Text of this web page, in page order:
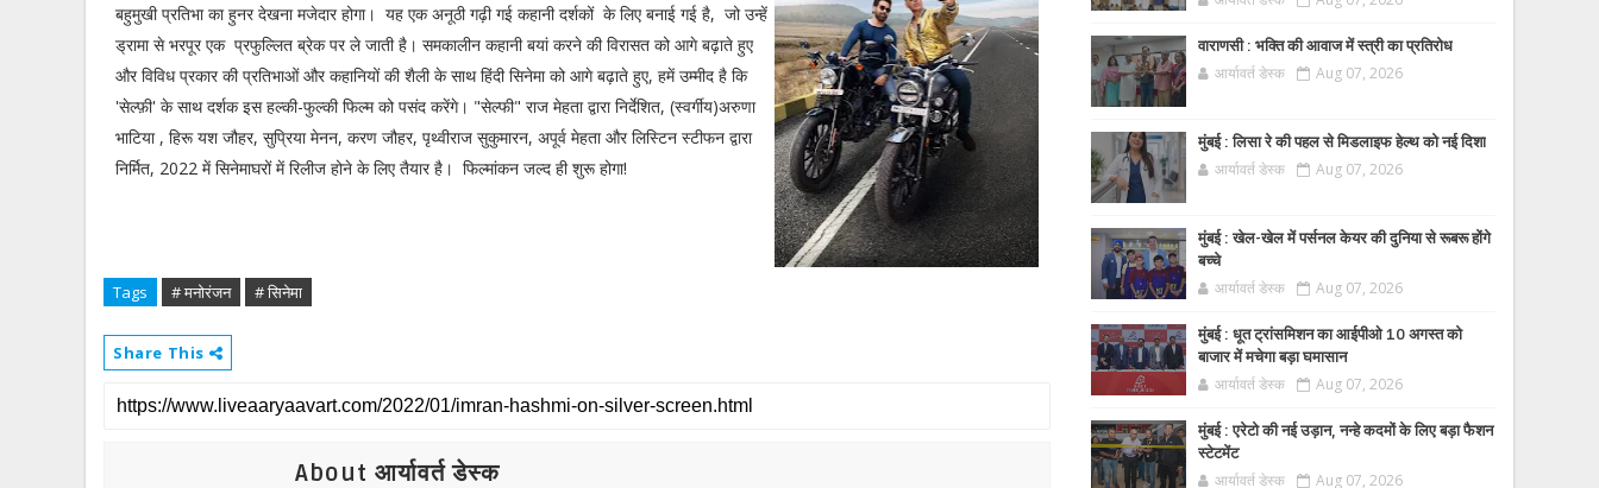
बहुमुखी प्रतिभा का हुनर देखना मजेदार होगा। यह एक अनूठी गढ़ी गई कहानी दर्शकों के लिए बनाई गई है, जो उन्हें
ड्रामा से भरपूर एक प्रफुल्लित ब्रेक पर ले जाती है। समकालीन कहानी बयां करने की विरासत को आगे बढ़ाते हुए
और विविध प्रकार की प्रतिभाओं और कहानियों की शैली के साथ हिंदी सिनेमा को आगे बढ़ाते हुए, हमें उम्मीद है कि
'सेल्फ़ी' के साथ दर्शक इस हल्की-फुल्की फिल्म को पसंद करेंगे। "सेल्फी" राज मेहता द्वारा निर्देशित, (स्वर्गीय)अरुणा
भाटिया , हिरू यश जौहर, सुप्रिया मेनन, करण जौहर, पृथ्वीराज सुकुमारन, अपूर्व मेहता और लिस्टिन स्टीफन द्वारा
निर्मित, 2022 में सिनेमाघरों में रिलीज होने के लिए तैयार है। फिल्मांकन जल्द ही शुरू होगा!
Tags # मनोरंजन # सिनेमा
Share This
About आर्यावर्त डेस्क
वाराणसी : भक्ति की आवाज में स्त्री का प्रतिरोध
आर्यावर्त डेस्क Aug 07, 2026
मुंबई : लिसा रे की पहल से मिडलाइफ हेल्थ को नई दिशा
आर्यावर्त डेस्क Aug 07, 2026
मुंबई : खेल-खेल में पर्सनल केयर की दुनिया से रूबरू होंगे
बच्चे
आर्यावर्त डेस्क Aug 07, 2026
मुंबई : धूत ट्रांसमिशन का आईपीओ 10 अगस्त को
बाजार में मचेगा बड़ा घमासान
आर्यावर्त डेस्क Aug 07, 2026
मुंबई : एरेटो की नई उड़ान, नन्हे कदमों के लिए बड़ा फैशन
स्टेटमेंट
आर्यावर्त डेस्क Aug 07, 2026